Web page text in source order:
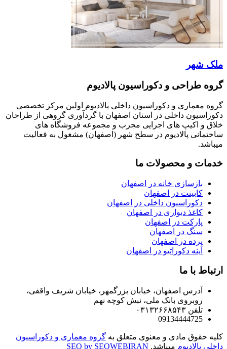
ملک شهر
گروه طراحی و دکوراسیون پالادیوم
گروه معماری و دکوراسیون داخلی پالادیوم اولین مرکز تخصصی
دکوراسیون داخلی در استان اصفهان با گردآوری گروهی از طراحان
خلاق و اکیپ های اجرایی مجرب و مجموعه فروشگاه های
ساختمانی پالادیوم در سطح شهر (اصفهان) مشغول به فعالیت
میباشد.
خدمات و محصولات ما
بازسازی خانه در اصفهان
کابینت در اصفهان
دکوراسیون داخلی در اصفهان
کاغذ دیواری در اصفهان
پارکت در اصفهان
سنگ در اصفهان
پرده در اصفهان
آينه دکوراتیو در اصفهان
ارتباط با ما
آدرس اصفهان، خیابان بزرگمهر، خیابان شریف واقفی،
روبروی بانک ملی، نبش کوچه نهم
تلفن ۰۳۱۳۲۶۶۸۵۴۳
09134444725
کلیه حقوق مادی و معنوی متعلق به گروه معماری و دکوراسیون
داخلی پالادیوم میباشد. SEO by SEOWEBIRAN